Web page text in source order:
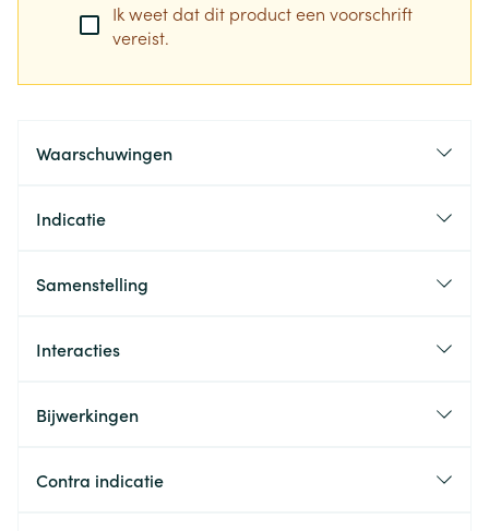
Ik weet dat dit product een voorschrift
vereist.
Waarschuwingen
Indicatie
Samenstelling
Interacties
Bijwerkingen
Contra indicatie